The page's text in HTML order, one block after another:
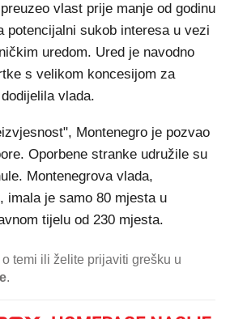
vlast prije manje od godinu
potencijalni sukob interesa u vezi
uredom. Ured je navodno
s velikom koncesijom za
vlada.
Montenegro je pozvao
Oporbene stranke udružile su
Montenegrova vlada,
imala je samo 80 mjesta u
tijelu od 230 mjesta.
temi ili želite prijaviti grešku u
.